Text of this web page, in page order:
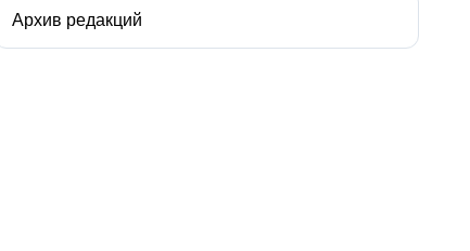
Архив редакций